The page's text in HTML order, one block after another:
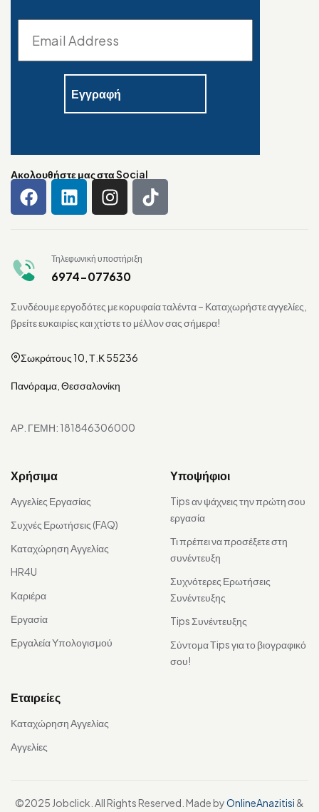
Ακολουθήστε μας στα Social
Τηλεφωνική υποστήριξη
6974-077630
Συνδέουμε εργοδότες με κορυφαία ταλέντα – Καταχωρήστε αγγελίες,
βρείτε ευκαιρίες και χτίστε το μέλλον σας σήμερα!
Σωκράτους 10, Τ.Κ 55236
Πανόραμα, Θεσσαλονίκη
ΑΡ. ΓΕΜΗ: 181846306000
Χρήσιμα
Αγγελίες Εργασίας
Συχνές Ερωτήσεις (FAQ)
Καταχώρηση Αγγελίας
HR4U
Καριέρα
Εργασία
Εργαλεία Υπολογισμού
Υποψήφιοι
Tips αν ψάχνεις την πρώτη σου
εργασία
Τι πρέπει να προσέξετε στη
συνέντευξη
Συχνότερες Ερωτήσεις
Συνέντευξης
Tips Συνέντευξης
Σύντομα Τips για το βιογραφικό
σου!
Εταιρείες
Καταχώρηση Αγγελίας
Αγγελίες
©2025 Jobclick. All Rights Reserved. Made byOnlineAnazitisi &